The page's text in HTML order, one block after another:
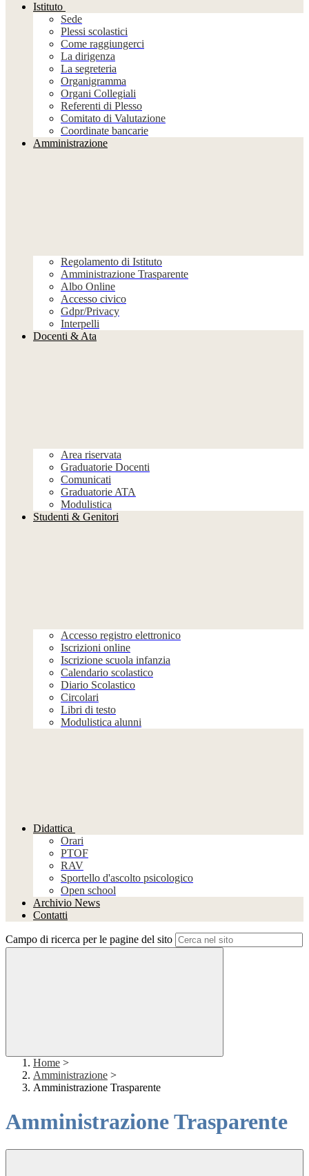
Istituto
Sede
Plessi scolastici
Come raggiungerci
La dirigenza
La segreteria
Organigramma
Organi Collegiali
Referenti di Plesso
Comitato di Valutazione
Coordinate bancarie
Amministrazione
Regolamento di Istituto
Amministrazione Trasparente
Albo Online
Accesso civico
Gdpr/Privacy
Interpelli
Docenti & Ata
Area riservata
Graduatorie Docenti
Comunicati
Graduatorie ATA
Modulistica
Studenti & Genitori
Accesso registro elettronico
Iscrizioni online
Iscrizione scuola infanzia
Calendario scolastico
Diario Scolastico
Circolari
Libri di testo
Modulistica alunni
Didattica
Orari
PTOF
RAV
Sportello d'ascolto psicologico
Open school
Archivio News
Contatti
Campo di ricerca per le pagine del sito
Home >
Amministrazione >
Amministrazione Trasparente
Amministrazione Trasparente